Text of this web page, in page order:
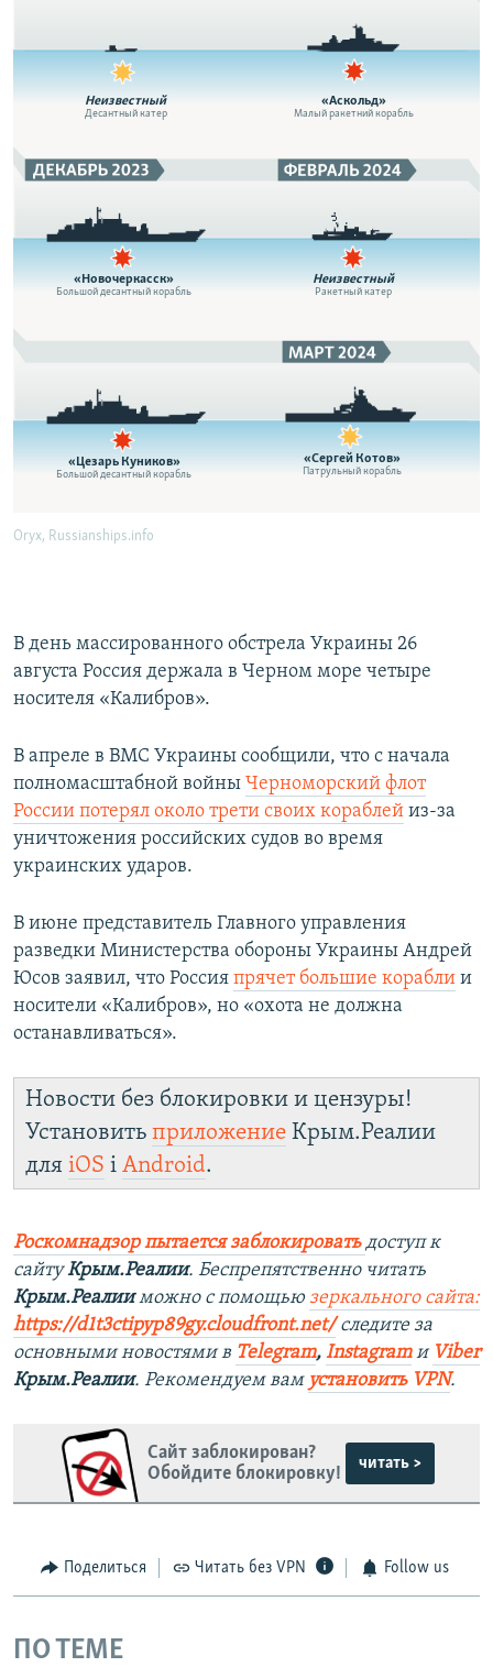
В день массированного обстрела Украины 26
августа Россия держала в Черном море четыре
носителя «Калибров».
В апреле в ВМС Украины сообщили, что с начала
полномасштабной войны Черноморский флот
России потерял около трети своих кораблей из-за
уничтожения российских судов во время
украинских ударов.
В июне представитель Главного управления
разведки Министерства обороны Украины Андрей
Юсов заявил, что Россия прячет большие корабли и
носители «Калибров», но «охота не должна
останавливаться».
Новости без блокировки и цензуры!
Установить приложение Крым.Реалии
для iOS і Android.
Роскомнадзор пытается заблокировать доступ к
сайтуКрым.Реалии. Беспрепятственно читать
Крым.Реалииможно с помощью зеркального сайта:
https://d1t3ctipyp89gy.cloudfront.net/следите за
основными новостями в Telegram, Instagramи Viber
Крым.Реалии. Рекомендуем вам установить VPN.
Сайт заблокирован?
Обойдите блокировку!
читать >
Поделиться Читать без VPN Follow us
ПО ТЕМЕ